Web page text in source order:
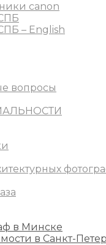
canon
– English
вопросы
в Минске
в Санкт-